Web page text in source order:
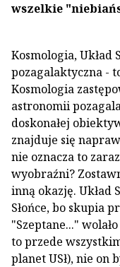
wszelkie
Kosmologia, Układ
pozagalaktyczna -
Kosmologia
astronomii
doskonałej
znajduje się
nie oznacza to
wyobraźni?
inną okazję. Układ
Słońce, bo skupia
"Szeptane..."
to przede
planet USł), nie on